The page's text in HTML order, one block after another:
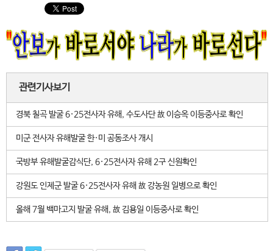
관련기사보기
경북 칠곡 발굴 6·25전사자 유해, 수도사단 故 이승옥 이등중사로 확인
미군 전사자 유해발굴 한·미 공동조사 개시
국방부 유해발굴감식단, 6·25전사자 유해 2구 신원확인
강원도 인제군 발굴 6·25전사자 유해 故 강농원 일병으로 확인
올해 7월 백마고지 발굴 유해, 故 김용일 이등중사로 확인